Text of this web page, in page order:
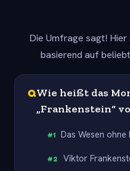
Die Umfrage sagt!
basierend auf
QWie heißt das
„Frankenstein“
#1 Das Wesen ohne
#2 Viktor